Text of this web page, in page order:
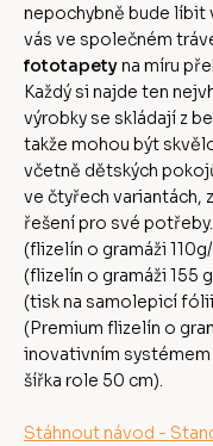
nepochybně bude
vás ve společném
fototapetyna míru
Každý si najde ten
výrobky se skládají z
takže mohou být
včetně dětských
ve čtyřech variantách,
řešení pro své
(flizelín o gramáži
(flizelín o gramáži 155
(tisk na samolepicí
(Premium flizelín o
inovativním systémem
šířka role 50 cm).
Stáhnout návod -